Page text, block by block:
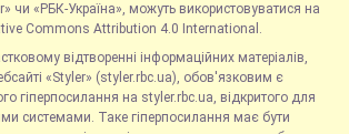
чи «РБК-Україна», можуть використовуватися на
Commons Attribution 4.0 International.
відтворенні інформаційних матеріалів,
«Styler» (styler.rbc.ua), обов'язковим є
гіперпосилання на styler.rbc.ua, відкритого для
системами. Таке гіперпосилання має бути